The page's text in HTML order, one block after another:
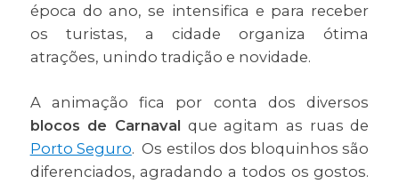
época do ano, se intensifica e para receber
os turistas, a cidade organiza ótima
atrações, unindo tradição e novidade.
A animação fica por conta dos diversos
blocos de Carnaval que agitam as ruas de
Porto Seguro. Os estilos dos bloquinhos são
diferenciados, agradando a todos os gostos.